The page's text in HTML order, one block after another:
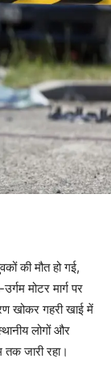
की मौत हो गई,
मोटर मार्ग पर
खोकर गहरी खाई में
लोगों और
तक जारी रहा।